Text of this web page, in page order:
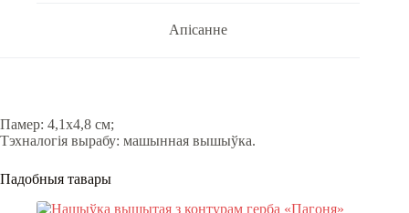
Апісанне
Памер: 4,1х4,8 см;
Тэхналогія вырабу: машынная вышыўка.
Падобныя тавары